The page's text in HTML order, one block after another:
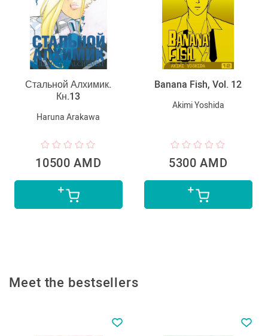
Стальной Алхимик.
Кн.13
Haruna Arakawa
10500 AMD
Banana Fish, Vol. 12
Akimi Yoshida
5300 AMD
Meet the bestsellers